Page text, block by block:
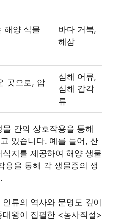
해양 식물
바다 거북,
해삼
곳으로, 압
심해 어류,
심해 갑각
류
간의 상호작용을 통해
있습니다. 예를 들어, 산
지를 제공하여 해양 생물
용을 통해 각 생물종의 생
류의 역사와 문명도 깊이
왕이 집필한 <농사직설>